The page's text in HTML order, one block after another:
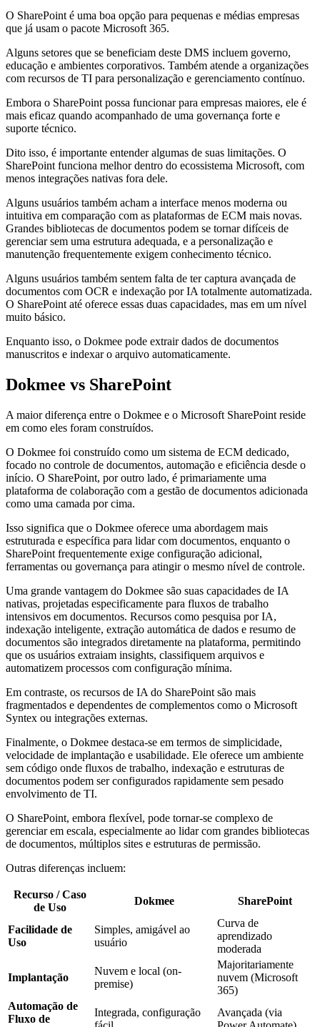
O SharePoint é uma boa opção para pequenas e médias empresas
que já usam o pacote Microsoft 365.
Alguns setores que se beneficiam deste DMS incluem governo,
educação e ambientes corporativos. Também atende a organizações
com recursos de TI para personalização e gerenciamento contínuo.
Embora o SharePoint possa funcionar para empresas maiores, ele é
mais eficaz quando acompanhado de uma governança forte e
suporte técnico.
Dito isso, é importante entender algumas de suas limitações. O
SharePoint funciona melhor dentro do ecossistema Microsoft, com
menos integrações nativas fora dele.
Alguns usuários também acham a interface menos moderna ou
intuitiva em comparação com as plataformas de ECM mais novas.
Grandes bibliotecas de documentos podem se tornar difíceis de
gerenciar sem uma estrutura adequada, e a personalização e
manutenção frequentemente exigem conhecimento técnico.
Alguns usuários também sentem falta de ter captura avançada de
documentos com OCR e indexação por IA totalmente automatizada.
O SharePoint até oferece essas duas capacidades, mas em um nível
muito básico.
Enquanto isso, o Dokmee pode extrair dados de documentos
manuscritos e indexar o arquivo automaticamente.
Dokmee vs SharePoint
A maior diferença entre o Dokmee e o Microsoft SharePoint reside
em como eles foram construídos.
O Dokmee foi construído como um sistema de ECM dedicado,
focado no controle de documentos, automação e eficiência desde o
início. O SharePoint, por outro lado, é primariamente uma
plataforma de colaboração com a gestão de documentos adicionada
como uma camada por cima.
Isso significa que o Dokmee oferece uma abordagem mais
estruturada e específica para lidar com documentos, enquanto o
SharePoint frequentemente exige configuração adicional,
ferramentas ou governança para atingir o mesmo nível de controle.
Uma grande vantagem do Dokmee são suas capacidades de IA
nativas, projetadas especificamente para fluxos de trabalho
intensivos em documentos. Recursos como pesquisa por IA,
indexação inteligente, extração automática de dados e resumo de
documentos são integrados diretamente na plataforma, permitindo
que os usuários extraiam insights, classifiquem arquivos e
automatizem processos com configuração mínima.
Em contraste, os recursos de IA do SharePoint são mais
fragmentados e dependentes de complementos como o Microsoft
Syntex ou integrações externas.
Finalmente, o Dokmee destaca-se em termos de simplicidade,
velocidade de implantação e usabilidade. Ele oferece um ambiente
sem código onde fluxos de trabalho, indexação e estruturas de
documentos podem ser configurados rapidamente sem pesado
envolvimento de TI.
O SharePoint, embora flexível, pode tornar-se complexo de
gerenciar em escala, especialmente ao lidar com grandes bibliotecas
de documentos, múltiplos sites e estruturas de permissão.
Outras diferenças incluem:
Recurso / Caso
de Uso
Dokmee SharePoint
Facilidade de
Uso
Simples, amigável ao
usuário
Curva de
aprendizado
moderada
Implantação
Nuvem e local (on-
premise)
Majoritariamente
nuvem (Microsoft
365)
Automação de
Fluxo de
Integrada, configuração
Avançada (via